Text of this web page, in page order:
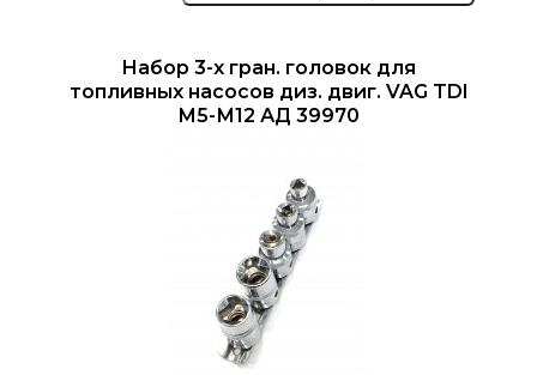
Набор 3-х гран. головок для
топливных насосов диз. двиг. VAG TDI
М5-М12 АД 39970